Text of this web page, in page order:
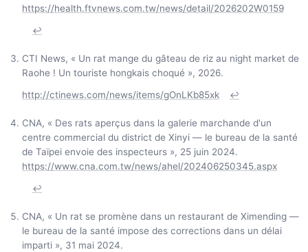
https://health.ftvnews.com.tw/news/detail/2026202W0159
↩
CTI News, « Un rat mange du gâteau de riz au night market de
Raohe ! Un touriste hongkais choqué », 2026.
http://ctinews.com/news/items/gOnLKb85xk
↩
CNA, « Des rats aperçus dans la galerie marchande d'un
centre commercial du district de Xinyi — le bureau de la santé
de Taïpei envoie des inspecteurs », 25 juin 2024.
https://www.cna.com.tw/news/ahel/202406250345.aspx
↩
CNA, « Un rat se promène dans un restaurant de Ximending —
le bureau de la santé impose des corrections dans un délai
imparti », 31 mai 2024.